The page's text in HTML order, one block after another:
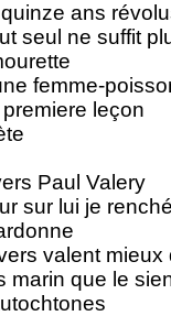
ans
seul ne suffit
femme-
leçon
Paul Valery
sur lui je
valent mieux
marin que le